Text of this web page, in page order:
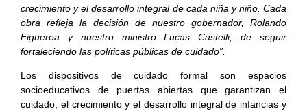
crecimiento y el desarrollo integral de cada niña y niño. Cada
obra refleja la decisión de nuestro gobernador, Rolando
Figueroa y nuestro ministro Lucas Castelli, de seguir
fortaleciendo las políticas públicas de cuidado”.
Los dispositivos de cuidado formal son espacios
socioeducativos de puertas abiertas que garantizan el
cuidado, el crecimiento y el desarrollo integral de infancias y